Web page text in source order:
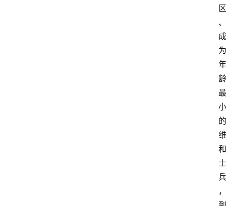
区
、
成
为
年
龄
最
小
的
维
和
士
兵
，